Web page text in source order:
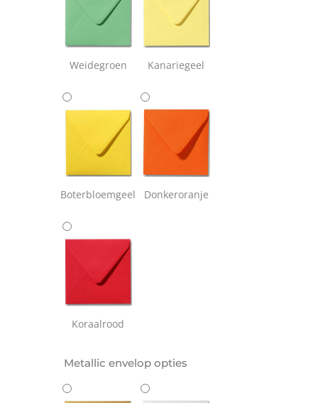
Weidegroen Kanariegeel
Boterbloemgeel Donkeroranje
Koraalrood
Metallic envelop opties